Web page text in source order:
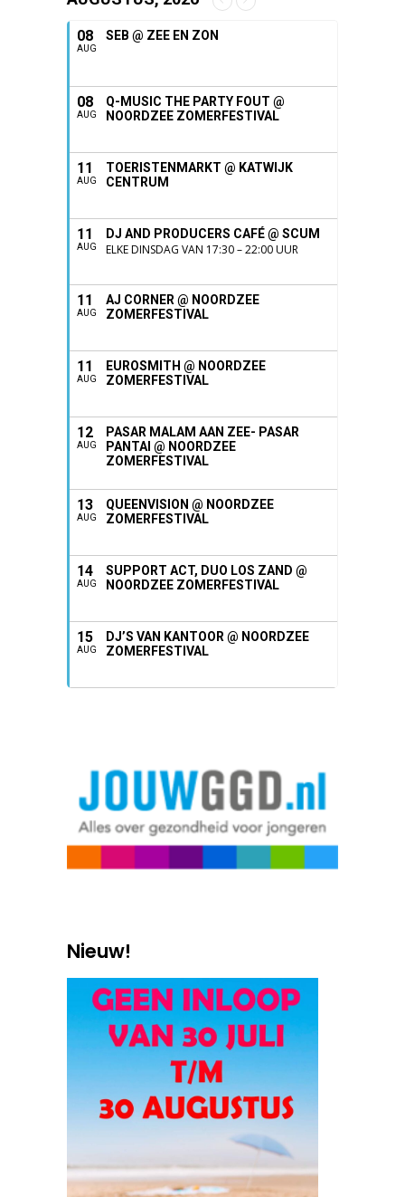
08
AUG
SEB @ ZEE EN ZON
08
AUG
Q-MUSIC THE PARTY FOUT @
NOORDZEE ZOMERFESTIVAL
11
AUG
TOERISTENMARKT @ KATWIJK
CENTRUM
11
AUG
DJ AND PRODUCERS CAFÉ @ SCUM
ELKE DINSDAG VAN 17:30 – 22:00 UUR
11
AUG
AJ CORNER @ NOORDZEE
ZOMERFESTIVAL
11
AUG
EUROSMITH @ NOORDZEE
ZOMERFESTIVAL
12
AUG
PASAR MALAM AAN ZEE- PASAR
PANTAI @ NOORDZEE
ZOMERFESTIVAL
13
AUG
QUEENVISION @ NOORDZEE
ZOMERFESTIVAL
14
AUG
SUPPORT ACT, DUO LOS ZAND @
NOORDZEE ZOMERFESTIVAL
15
AUG
DJ’S VAN KANTOOR @ NOORDZEE
ZOMERFESTIVAL
Nieuw!